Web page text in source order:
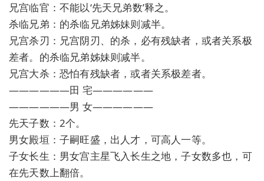
兄宫临官：不能以‘先天兄弟数’释之。
杀临兄弟：的杀临兄弟姊妹则减半。
兄宫杀刃：兄宫阴刃、的杀，必有残缺者，或者关系极
差者。的杀临兄弟姊妹则减半。
兄宫大杀：恐怕有残缺者，或者关系极差者。
——————田 宅——————
——————男 女——————
先天子数：2个。
男女殿垣：子嗣旺盛，出人才，可高人一等。
子女长生：男女宫主星飞入长生之地，子女数多也，可
在先天数上翻倍。